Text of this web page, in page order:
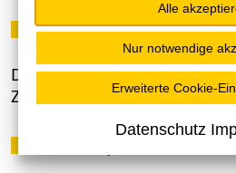
stationär.
Das bedeutet: Sie sind für
Zeit bei uns in der Klinik.
Alle
Nur notwendige
Erweiterte Cookie-
Datenschutz